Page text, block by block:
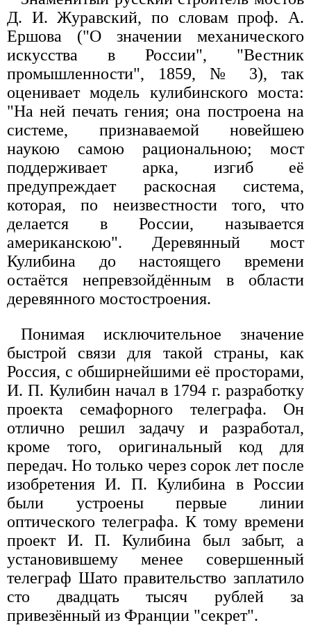
Д. И. Журавский, по словам проф. А.
Ершова ("О значении механического
искусства в России", "Вестник
промышленности", 1859, № 3), так
оценивает модель кулибинского моста:
"На ней печать гения; она построена на
системе, признаваемой новейшею
наукою самою рациональною; мост
поддерживает арка, изгиб её
предупреждает раскосная система,
которая, по неизвестности того, что
делается в России, называется
американскою". Деревянный мост
Кулибина до настоящего времени
остаётся непревзойдённым в области
деревянного мостостроения.
Понимая исключительное значение
быстрой связи для такой страны, как
Россия, с обширнейшими её просторами,
И. П. Кулибин начал в 1794 г. разработку
проекта семафорного телеграфа. Он
отлично решил задачу и разработал,
кроме того, оригинальный код для
передач. Но только через сорок лет после
изобретения И. П. Кулибина в России
были устроены первые линии
оптического телеграфа. К тому времени
проект И. П. Кулибина был забыт, а
установившему менее совершенный
телеграф Шато правительство заплатило
сто двадцать тысяч рублей за
привезённый из Франции "секрет".